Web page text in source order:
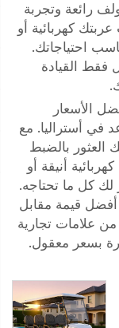
رائعة وتجربة
كهربائية أو
احتياجاتك.
القيادة
الأسعار
في أستراليا. مع
العثور بالضبط
أنيقة أو
لك كل ما تحتاجه.
قيمة مقابل
علامات تجارية
بسعر معقول.